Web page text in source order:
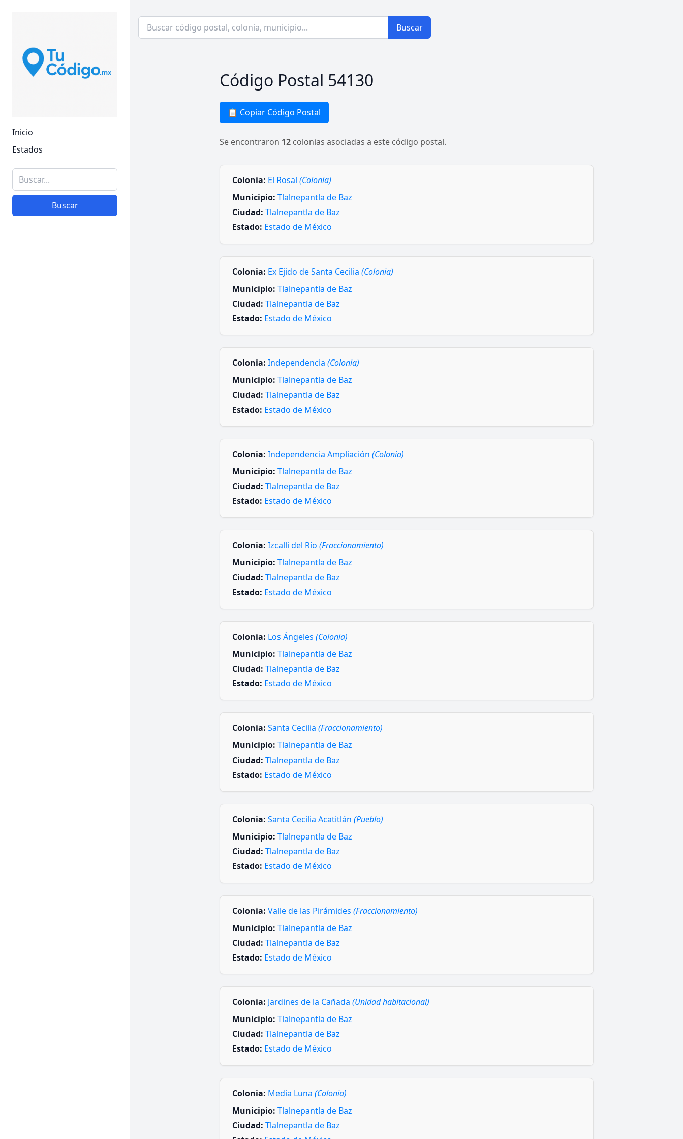
Inicio
Estados
Buscar
Buscar
Código Postal 54130
📋 Copiar Código Postal
Se encontraron 12 colonias asociadas a este código postal.
Colonia: El Rosal (Colonia)
Municipio: Tlalnepantla de Baz
Ciudad: Tlalnepantla de Baz
Estado: Estado de México
Colonia: Ex Ejido de Santa Cecilia (Colonia)
Municipio: Tlalnepantla de Baz
Ciudad: Tlalnepantla de Baz
Estado: Estado de México
Colonia: Independencia (Colonia)
Municipio: Tlalnepantla de Baz
Ciudad: Tlalnepantla de Baz
Estado: Estado de México
Colonia: Independencia Ampliación (Colonia)
Municipio: Tlalnepantla de Baz
Ciudad: Tlalnepantla de Baz
Estado: Estado de México
Colonia: Izcalli del Río (Fraccionamiento)
Municipio: Tlalnepantla de Baz
Ciudad: Tlalnepantla de Baz
Estado: Estado de México
Colonia: Los Ángeles (Colonia)
Municipio: Tlalnepantla de Baz
Ciudad: Tlalnepantla de Baz
Estado: Estado de México
Colonia: Santa Cecilia (Fraccionamiento)
Municipio: Tlalnepantla de Baz
Ciudad: Tlalnepantla de Baz
Estado: Estado de México
Colonia: Santa Cecilia Acatitlán (Pueblo)
Municipio: Tlalnepantla de Baz
Ciudad: Tlalnepantla de Baz
Estado: Estado de México
Colonia: Valle de las Pirámides (Fraccionamiento)
Municipio: Tlalnepantla de Baz
Ciudad: Tlalnepantla de Baz
Estado: Estado de México
Colonia: Jardines de la Cañada (Unidad habitacional)
Municipio: Tlalnepantla de Baz
Ciudad: Tlalnepantla de Baz
Estado: Estado de México
Colonia: Media Luna (Colonia)
Municipio: Tlalnepantla de Baz
Ciudad: Tlalnepantla de Baz